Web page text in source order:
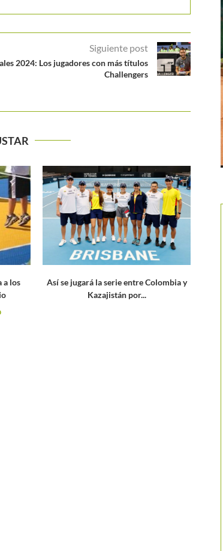
Siguiente post
2024: Los jugadores con más títulos
Challengers
y
WTA 1000 Roma 2024: Naomi Osaka
logra su primera victoria...